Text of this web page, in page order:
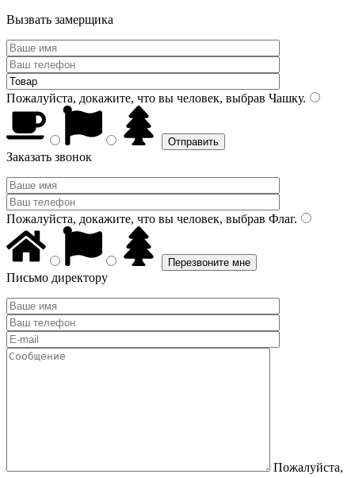
Вызвать замерщика
Пожалуйста, докажите, что вы человек, выбрав Чашку.
Заказать звонок
Пожалуйста, докажите, что вы человек, выбрав Флаг.
Письмо директору
Пожалуйста,